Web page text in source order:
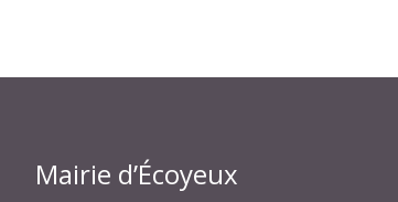
Mairie d’Écoyeux